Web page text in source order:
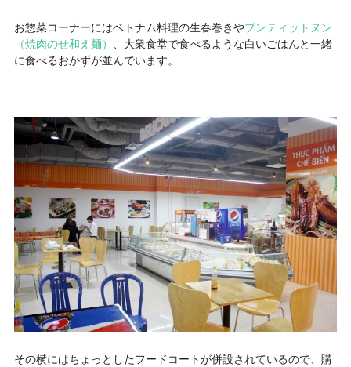
お惣菜コーナーにはベトナム料理の生春巻きやブンティットヌン
（焼肉のせ和え麺）
、大衆食堂で食べるような白いごはんと一緒
に食べるおかずが並んでいます。
その横にはちょっとしたフードコートが併設されているので、購